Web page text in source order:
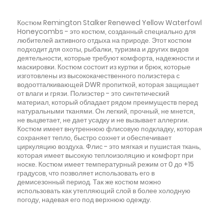
Костюм Remington Stalker Renewed Yellow Waterfowl
Honeycombs - это костюм, созданный специально для
любителей активного отдыха на природе. Этот костюм
подходит для охоты, рыбалки, туризма и других видов
деятельности, которые требуют комфорта, надежности и
маскировки. Костюм состоит из куртки и брюк, которые
изготовлены из высококачественного полиэстера с
водоотталкивающей DWR пропиткой, которая защищает
от влаги и грязи. Полиэстер - это синтетический
материал, который обладает рядом преимуществ перед
натуральными тканями. Он легкий, прочный, не мнется,
не выцветает, не дает усадку и не вызывает аллергии.
Костюм имеет внутреннюю флисовую подкладку, которая
сохраняет тепло, быстро сохнет и обеспечивает
циркуляцию воздуха. Флис - это мягкая и пушистая ткань,
которая имеет высокую теплоизоляцию и комфорт при
носке. Костюм имеет температурный режим от 0 до +15
градусов, что позволяет использовать его в
демисезонный период. Так же костюм можно
использовать как утепляющий слой в более холодную
погоду, надевая его под верхнюю одежду.